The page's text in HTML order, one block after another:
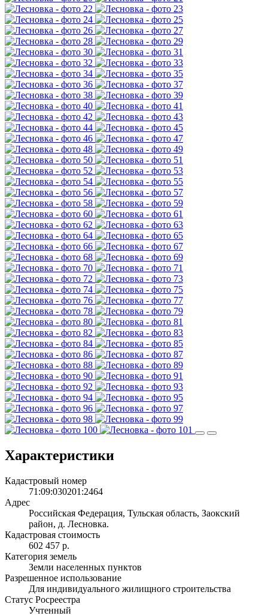
Характеристики
Кадастровый номер
71:09:030201:2464
Адрес
Российская Федерация, Тульская область, Заокский
район, д. Лесновка.
Кадастровая стоимость
602 457 р.
Категория земель
Земли населенных пунктов
Разрешенное использование
Для индивидуального жилищного строительства
Статус Росреестра
Учтенный